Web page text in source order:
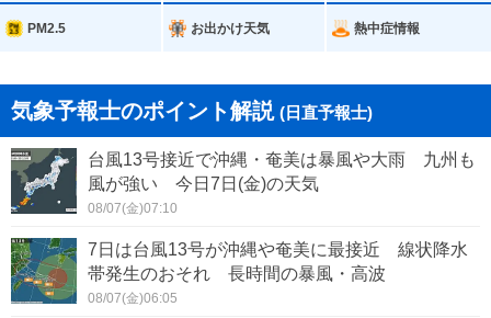
PM2.5 お出かけ天気 熱中症情報
気象予報士のポイント解説 (日直予報士)
台風13号接近で沖縄・奄美は暴風や大雨 九州も
風が強い 今日7日(金)の天気
08/07(金)07:10
7日は台風13号が沖縄や奄美に最接近 線状降水
帯発生のおそれ 長時間の暴風・高波
08/07(金)06:05